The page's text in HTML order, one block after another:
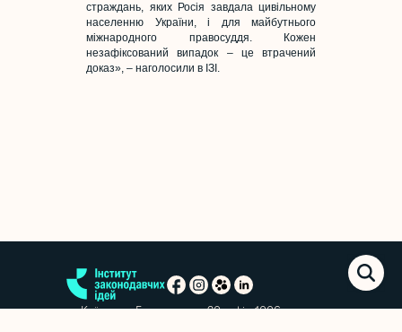
страждань, яких Росія завдала цивільному
населенню України, і для майбутнього
міжнародного правосуддя. Кожен
незафіксований випадок – це втрачений
доказ», – наголосили в ІЗІ.
м. Київ, вул. Еспланадна, 20, офіс 1006